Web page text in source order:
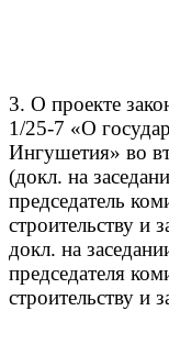
3. О проекте
1/25-7 «О
Ингушетия» во
(докл. на
председатель
строительству и
докл. на
председателя
строительству и